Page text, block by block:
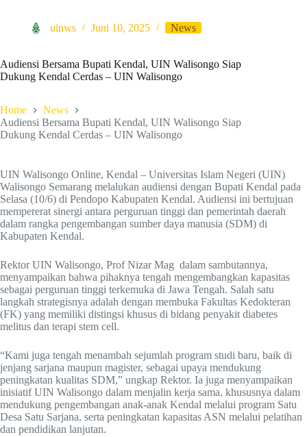
uinws Juni 10, 2025 News
Audiensi Bersama Bupati Kendal, UIN Walisongo Siap
Dukung Kendal Cerdas – UIN Walisongo
Home
News
Audiensi Bersama Bupati Kendal, UIN Walisongo Siap
Dukung Kendal Cerdas – UIN Walisongo
UIN Walisongo Online, Kendal – Universitas Islam Negeri (UIN)
Walisongo Semarang melalukan audiensi dengan Bupati Kendal pada
Selasa (10/6) di Pendopo Kabupaten Kendal. Audiensi ini bertujuan
mempererat sinergi antara perguruan tinggi dan pemerintah daerah
dalam rangka pengembangan sumber daya manusia (SDM) di
Kabupaten Kendal.
Rektor UIN Walisongo, Prof Nizar Mag dalam sambutannya,
menyampaikan bahwa pihaknya tengah mengembangkan kapasitas
sebagai perguruan tinggi terkemuka di Jawa Tengah. Salah satu
langkah strategisnya adalah dengan membuka Fakultas Kedokteran
(FK) yang memiliki distingsi khusus di bidang penyakit diabetes
melitus dan terapi stem cell.
“Kami juga tengah menambah sejumlah program studi baru, baik di
jenjang sarjana maupun magister, sebagai upaya mendukung
peningkatan kualitas SDM,” ungkap Rektor. Ia juga menyampaikan
inisiatif UIN Walisongo dalam menjalin kerja sama, khususnya dalam
mendukung pengembangan anak-anak Kendal melalui program Satu
Desa Satu Sarjana, serta peningkatan kapasitas ASN melalui pelatihan
dan pendidikan lanjutan.